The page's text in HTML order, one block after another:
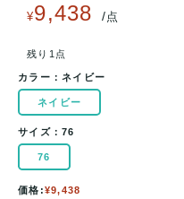
¥9,438 /点
残り1点
カラー：ネイビー
ネイビー
サイズ：76
76
価格:¥9,438